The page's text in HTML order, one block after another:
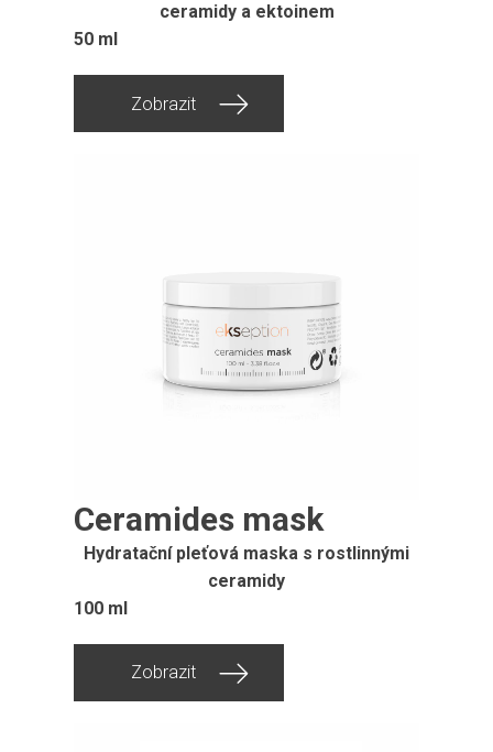
ceramidy a ektoinem
50 ml
Zobrazit
Ceramides mask
Hydratační pleťová maska ​​s rostlinnými
ceramidy
100 ml
Zobrazit